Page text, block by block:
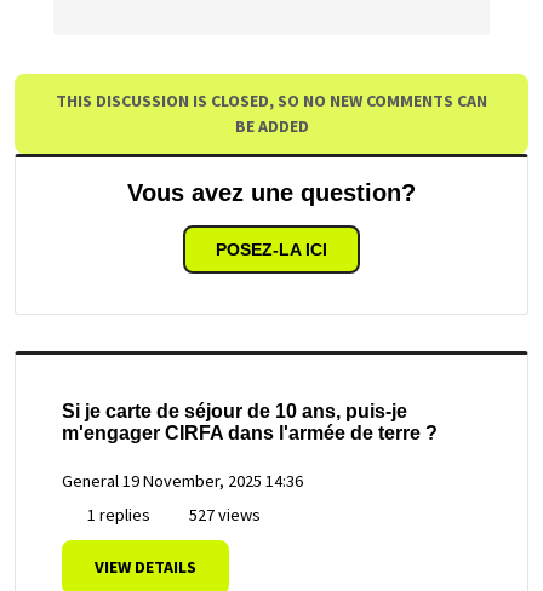
THIS DISCUSSION IS CLOSED, SO NO NEW COMMENTS CAN
BE ADDED
Vous avez une question?
POSEZ-LA ICI
Si je carte de séjour de 10 ans, puis-je
m'engager CIRFA dans l'armée de terre ?
General19 November, 2025 14:36
1 replies
527 views
VIEW DETAILS